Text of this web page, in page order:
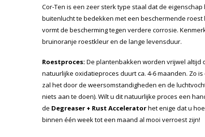
Cor-Ten is een zeer sterk type staal dat de
buitenlucht te bedekken met een beschermende
vormt de bescherming tegen verdere corrosie.
bruinoranje roestkleur en de lange levensduur.
Roestproces: De plantenbakken worden vrijwel altijd
natuurlijke oxidatieproces duurt ca. 4-6 maanden. Zo
zal het door de weersomstandigheden en de
niets aan te doen). Wilt u dit natuurlijke proces een
de Degreaser + Rust Acceleratorhet enige dat u
binnen één week tot een maand al mooi verroest zijn!